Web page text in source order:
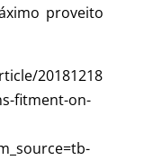
proveito
20181218
fitment-on-